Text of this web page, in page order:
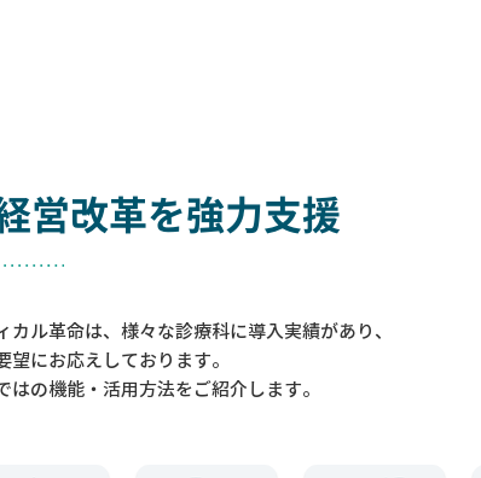
営改革を強力支援
ル革命は、様々な診療科に導入実績があり、
にお応えしております。
の機能・活用方法をご紹介します。